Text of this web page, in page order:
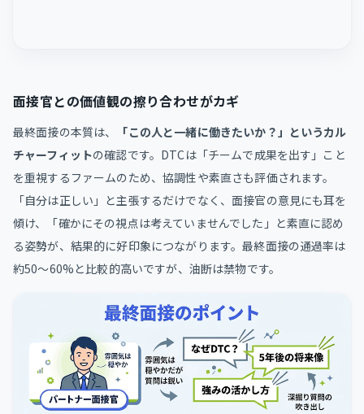
面接官との価値観の擦り合わせがカギ
最終面接の本質は、
「この人と一緒に働きたいか？」というカル
チャーフィットの確認です。DTCは「チームで成果を出す」こと
を重視するファームのため、協調性や素直さも評価されます。
「自分は正しい」と主張するだけでなく、面接官の意見にも耳を
傾け、「確かにその視点は考えていませんでした」と素直に認め
る姿勢が、結果的に好印象につながります。最終面接の通過率は
約50〜60%と比較的高いですが、油断は禁物です。